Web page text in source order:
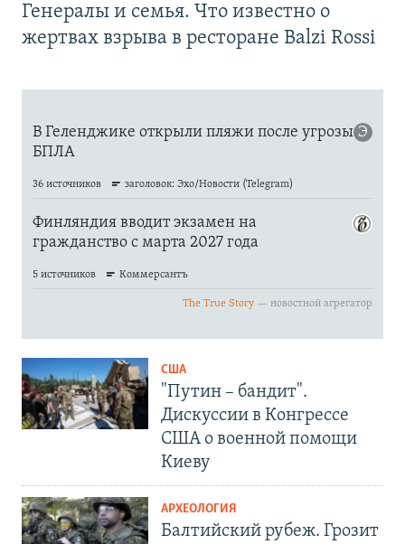
Генералы и семья. Что известно о
жертвах взрыва в ресторане Balzi Rossi
США
"Путин – бандит".
Дискуссии в Конгрессе
США о военной помощи
Киеву
АРХЕОЛОГИЯ
Балтийский рубеж. Грозит